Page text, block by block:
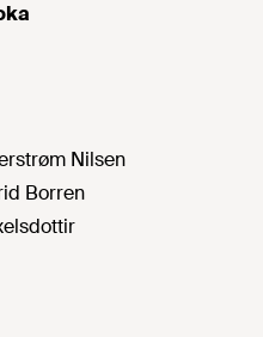
Nilsen
Borren